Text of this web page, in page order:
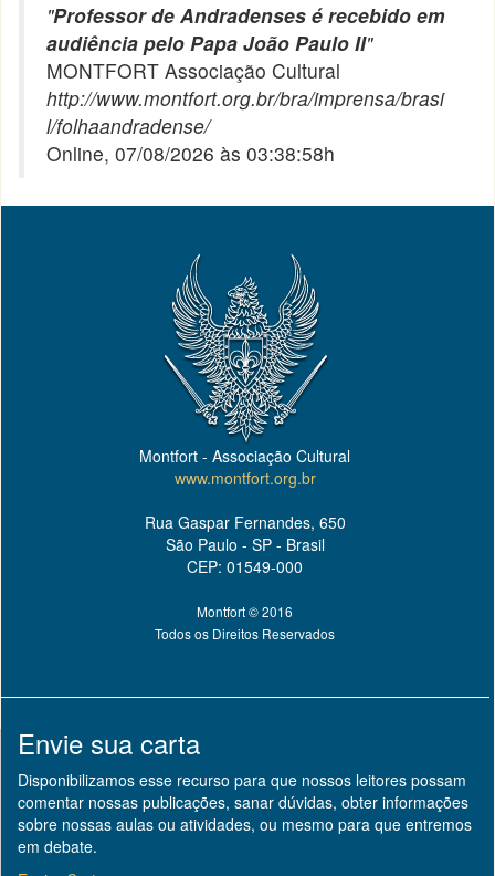
"Professor de Andradenses é recebido em
audiência pelo Papa João Paulo II"
MONTFORT Associação Cultural
http://www.montfort.org.br/bra/imprensa/brasi
l/folhaandradense/
Online, 07/08/2026 às 03:38:58h
Montfort - Associação Cultural
www.montfort.org.br
Rua Gaspar Fernandes, 650
São Paulo - SP - Brasil
CEP: 01549-000
Montfort © 2016
Todos os Direitos Reservados
Envie sua carta
Disponibilizamos esse recurso para que nossos leitores possam
comentar nossas publicações, sanar dúvidas, obter informações
sobre nossas aulas ou atividades, ou mesmo para que entremos
em debate.